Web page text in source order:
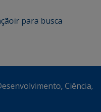
ir para busca
Ciência,